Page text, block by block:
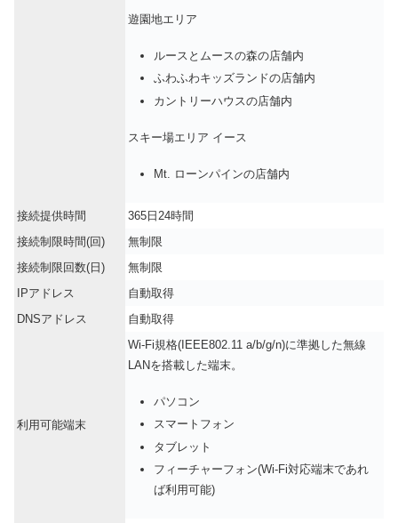
遊園地エリア
ルースとムースの森の店舗内
ふわふわキッズランドの店舗内
カントリーハウスの店舗内
スキー場エリア イース
Mt. ローンパインの店舗内
接続提供時間
365日24時間
接続制限時間(回)
無制限
接続制限回数(日)
無制限
IPアドレス
自動取得
DNSアドレス
自動取得
利用可能端末
Wi-Fi規格(IEEE802.11 a/b/g/n)に準拠した無線
LANを搭載した端末。
パソコン
スマートフォン
タブレット
フィーチャーフォン(Wi-Fi対応端末であれ
ば利用可能)